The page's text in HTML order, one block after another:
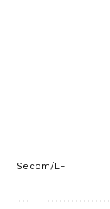
Secom/LF